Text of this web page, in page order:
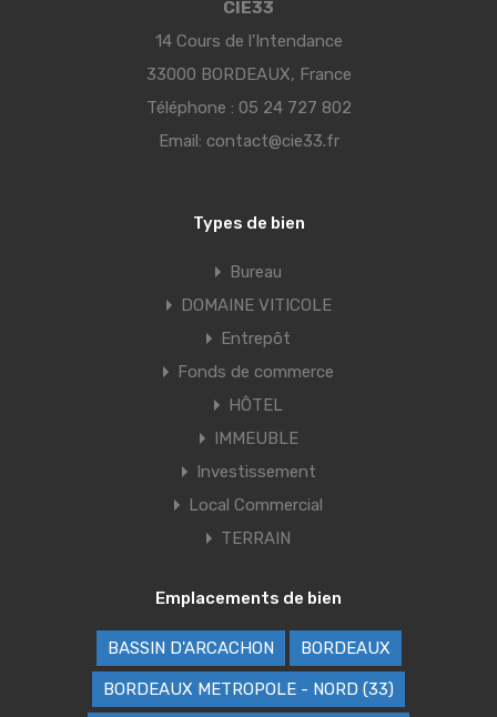
CIE33
14 Cours de l’Intendance
33000 BORDEAUX, France
Téléphone : 05 24 727 802
Email: contact@cie33.fr
Types de bien
Bureau
DOMAINE VITICOLE
Entrepôt
Fonds de commerce
HÔTEL
IMMEUBLE
Investissement
Local Commercial
TERRAIN
Emplacements de bien
BASSIN D'ARCACHON BORDEAUX
BORDEAUX METROPOLE - NORD (33)